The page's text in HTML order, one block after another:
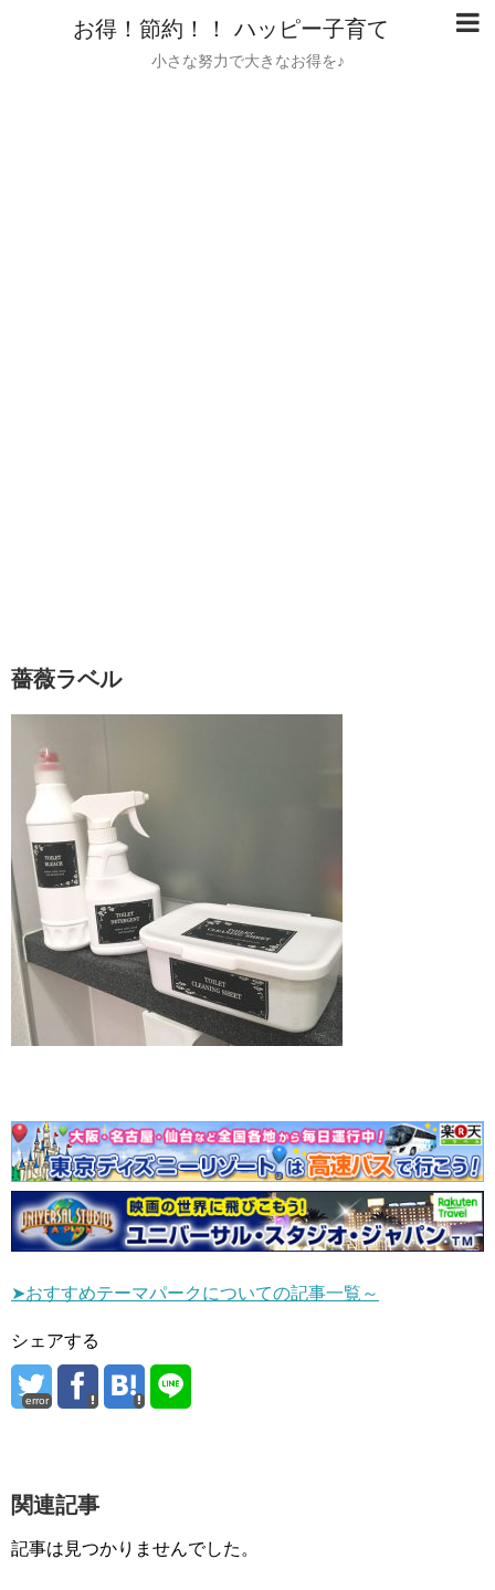
お得！節約！！ ハッピー子育て
小さな努力で大きなお得を♪
薔薇ラベル
➤おすすめテーマパークについての記事一覧～
シェアする
error
関連記事
記事は見つかりませんでした。